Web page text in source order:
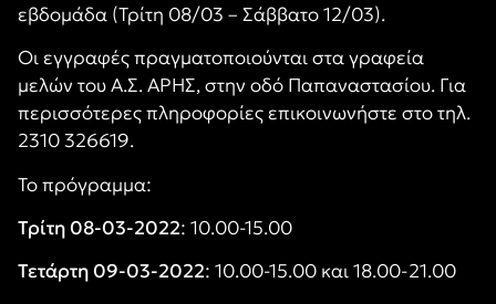
εβδομάδα (Τρίτη 08/03 – Σάββατο 12/03).
Οι εγγραφές πραγματοποιούνται στα γραφεία
μελών του Α.Σ. ΑΡΗΣ, στην οδό Παπαναστασίου. Για
περισσότερες πληροφορίες επικοινωνήστε στο τηλ.
2310 326619.
Το πρόγραμμα:
Τρίτη 08-03-2022: 10.00-15.00
Τετάρτη 09-03-2022: 10.00-15.00 και 18.00-21.00